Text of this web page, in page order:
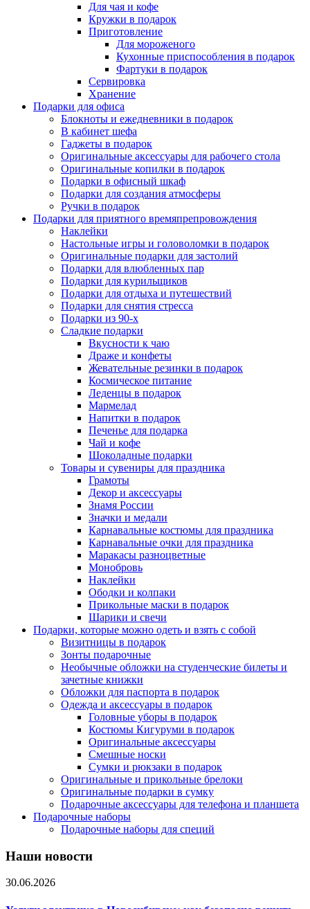
Для чая и кофе
Кружки в подарок
Приготовление
Для мороженого
Кухонные приспособления в подарок
Фартуки в подарок
Сервировка
Хранение
Подарки для офиса
Блокноты и ежедневники в подарок
В кабинет шефа
Гаджеты в подарок
Оригинальные аксессуары для рабочего стола
Оригинальные копилки в подарок
Подарки в офисный шкаф
Подарки для создания атмосферы
Ручки в подарок
Подарки для приятного времяпрепровождения
Наклейки
Настольные игры и головоломки в подарок
Оригинальные подарки для застолий
Подарки для влюбленных пар
Подарки для курильщиков
Подарки для отдыха и путешествий
Подарки для снятия стресса
Подарки из 90-х
Сладкие подарки
Вкусности к чаю
Драже и конфеты
Жевательные резинки в подарок
Космическое питание
Леденцы в подарок
Мармелад
Напитки в подарок
Печенье для подарка
Чай и кофе
Шоколадные подарки
Товары и сувениры для праздника
Грамоты
Декор и аксессуары
Знамя России
Значки и медали
Карнавальные костюмы для праздника
Карнавальные очки для праздника
Маракасы разноцветные
Монобровь
Наклейки
Ободки и колпаки
Прикольные маски в подарок
Шарики и свечи
Подарки, которые можно одеть и взять с собой
Визитницы в подарок
Зонты подарочные
Необычные обложки на студенческие билеты и
зачетные книжки
Обложки для паспорта в подарок
Одежда и аксессуары в подарок
Головные уборы в подарок
Костюмы Кигуруми в подарок
Оригинальные аксессуары
Смешные носки
Сумки и рюкзаки в подарок
Оригинальные и прикольные брелоки
Оригинальные подарки в сумку
Подарочные аксессуары для телефона и планшета
Подарочные наборы
Подарочные наборы для специй
Наши новости
30.06.2026